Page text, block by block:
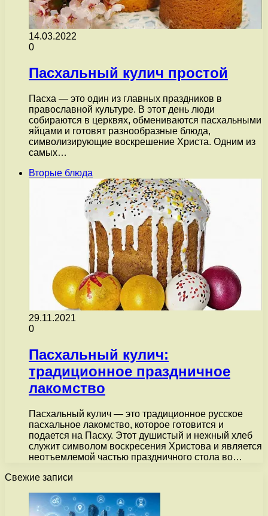
14.03.2022
0
Пасхальный кулич простой
Пасха — это один из главных праздников в
православной культуре. В этот день люди
собираются в церквях, обмениваются пасхальными
яйцами и готовят разнообразные блюда,
символизирующие воскрешение Христа. Одним из
самых…
Вторые блюда
29.11.2021
0
Пасхальный кулич:
традиционное праздничное
лакомство
Пасхальный кулич — это традиционное русское
пасхальное лакомство, которое готовится и
подается на Пасху. Этот душистый и нежный хлеб
служит символом воскресения Христова и является
неотъемлемой частью праздничного стола во…
Свежие записи